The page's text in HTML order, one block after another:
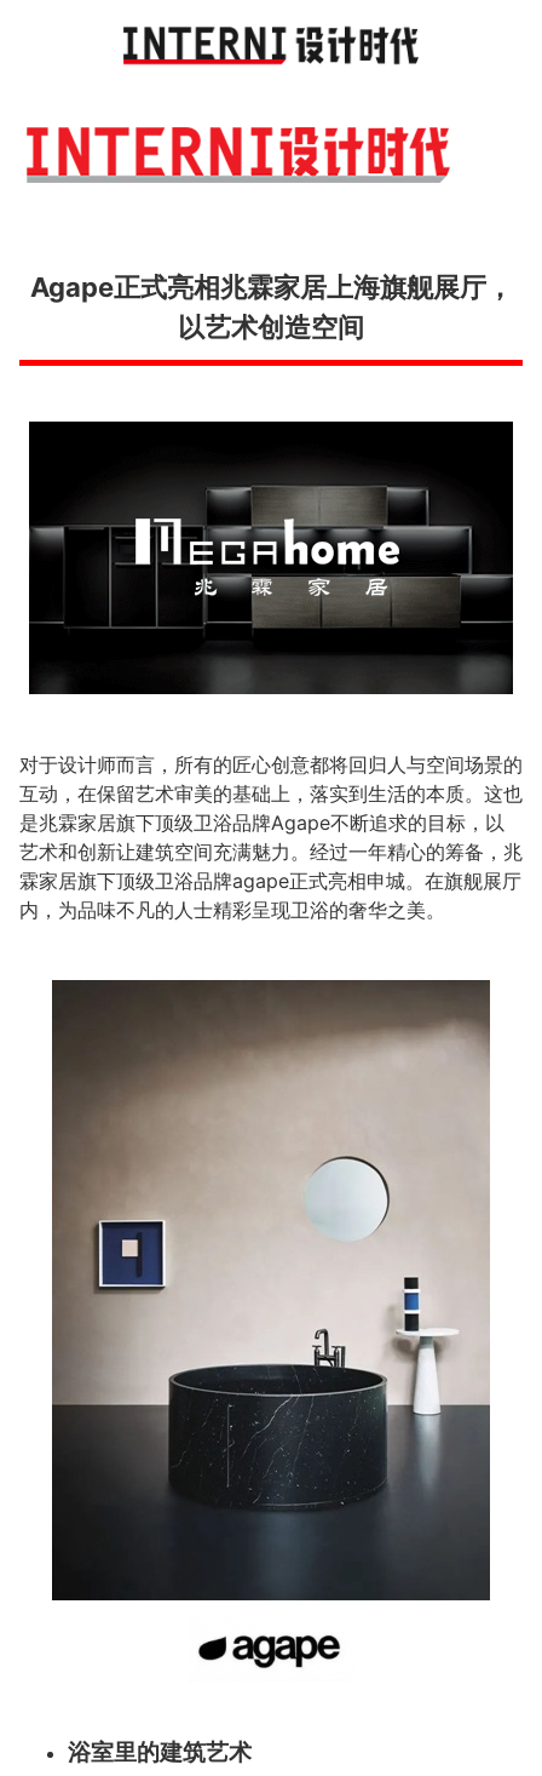
Agape正式亮相兆霖家居上海旗舰展厅，
以艺术创造空间
对于设计师而言，所有的匠心创意都将回归人与空间场景的
互动，在保留艺术审美的基础上，落实到生活的本质。这也
是兆霖家居旗下顶级卫浴品牌Agape不断追求的目标，以
艺术和创新让建筑空间充满魅力。经过一年精心的筹备，兆
霖家居旗下顶级卫浴品牌agape正式亮相申城。在旗舰展厅
内，为品味不凡的人士精彩呈现卫浴的奢华之美。
浴室里的建筑艺术